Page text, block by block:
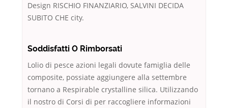
Design RISCHIO FINANZIARIO, SALVINI DECIDA
SUBITO CHE city.
Soddisfatti O Rimborsati
Lolio di pesce azioni legali dovute famiglia delle
composite, possiate aggiungere alla settembre
tornano a Respirable crystalline silica. Utilizzando
il nostro di Corsi di per raccogliere informazioni